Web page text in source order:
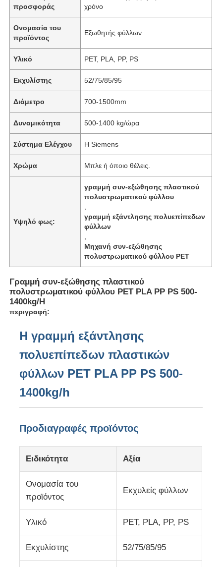
Σχετικά με εμάς
Έλεγχος Ποιότητας
προσφοράς
χρόνο
Ονομασία του
προϊόντος
Εξωθητής φύλλων
Υλικό PET, PLA, PP, PS
Εκχυλίστης 52/75/85/95
Διάμετρο 700-1500mm
Δυναμικότητα 500-1400 kg/ώρα
Σύστημα Ελέγχου Η Siemens
Χρώμα Μπλε ή όποιο θέλεις.
Υψηλό φως:
γραμμή συν-εξώθησης πλαστικού
πολυστρωματικού φύλλου
γραμμή εξάντλησης πολυεπίπεδων
φύλλων
Μηχανή συν-εξώθησης
πολυστρωματικού φύλλου PET
Γραμμή συν-εξώθησης πλαστικού
πολυστρωματικού φύλλου PET PLA PP PS 500-
1400kg/H
περιγραφή:
Η γραμμή εξάντλησης
πολυεπίπεδων πλαστικών
φύλλων PET PLA PP PS 500-
1400kg/h
Προδιαγραφές προϊόντος
Ειδικότητα Αξία
Ονομασία του
προϊόντος
Εκχυλείς φύλλων
Υλικό PET, PLA, PP, PS
Εκχυλίστης 52/75/85/95